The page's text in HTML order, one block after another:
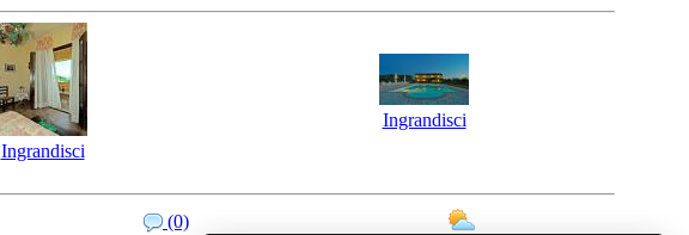
Ingrandisci
Ingrandisci
(0)